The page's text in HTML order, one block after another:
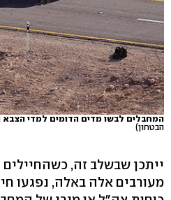
המחבלים לבשו מדים הדומים למדי הצבא
הבטחון)
ייתכן שבשלב זה,
מעורבים אלה באלה, נפגעו